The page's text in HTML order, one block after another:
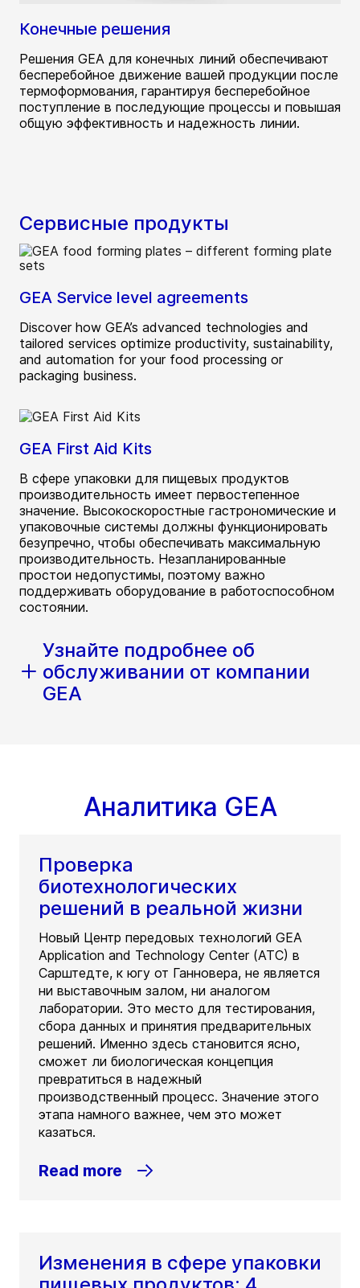
Конечные решения
Решения GEA для конечных линий обеспечивают
бесперебойное движение вашей продукции после
термоформования, гарантируя бесперебойное
поступление в последующие процессы и повышая
общую эффективность и надежность линии.
Сервисные продукты
GEA Service level agreements
Discover how GEA’s advanced technologies and
tailored services optimize productivity, sustainability,
and automation for your food processing or
packaging business.
GEA First Aid Kits
В сфере упаковки для пищевых продуктов
производительность имеет первостепенное
значение. Высокоскоростные гастрономические и
упаковочные системы должны функционировать
безупречно, чтобы обеспечивать максимальную
производительность. Незапланированные
простои недопустимы, поэтому важно
поддерживать оборудование в работоспособном
состоянии.
Узнайте подробнее об
обслуживании от компании
GEA
Аналитика GEA
Проверка
биотехнологических
решений в реальной жизни
Новый Центр передовых технологий GEA
Application and Technology Center (ATC) в
Сарштедте, к югу от Ганновера, не является
ни выставочным залом, ни аналогом
лаборатории. Это место для тестирования,
сбора данных и принятия предварительных
решений. Именно здесь становится ясно,
сможет ли биологическая концепция
превратиться в надежный
производственный процесс. Значение этого
этапа намного важнее, чем это может
казаться.
Read more
Изменения в сфере упаковки